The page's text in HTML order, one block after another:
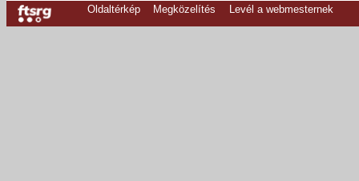
Oldaltérkép Megközelítés Levél a webmesternek